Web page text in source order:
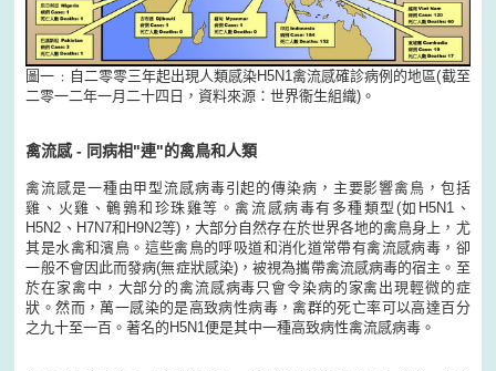
圖一﹕自二零零三年起出現人類感染H5N1禽流感確診病例的地區(截至
二零一二年一月二十四日，資料來源：世界衞生組織)。
禽流感 - 同病相"連"的禽鳥和人類
禽流感是一種由甲型流感病毒引起的傳染病，主要影響禽鳥，包括
雞、火雞、鵪鶉和珍珠雞等。禽流感病毒有多種類型(如H5N1、
H5N2、H7N7和H9N2等)，大部分自然存在於世界各地的禽鳥身上，尤
其是水禽和濱鳥。這些禽鳥的呼吸道和消化道常帶有禽流感病毒，卻
一般不會因此而發病(無症狀感染)，被視為攜帶禽流感病毒的宿主。至
於在家禽中，大部分的禽流感病毒只會令染病的家禽出現輕微的症
狀。然而，萬一感染的是高致病性病毒，禽群的死亡率可以高達百分
之九十至一百。著名的H5N1便是其中一種高致病性禽流感病毒。